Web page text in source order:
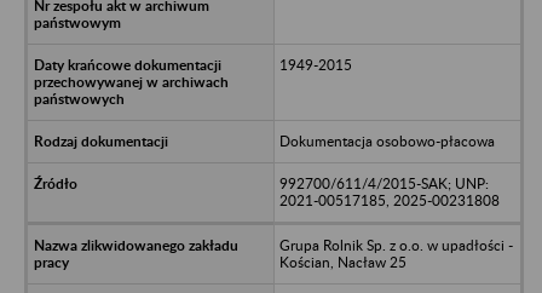
1949-2015
Dokumentacja osobowo-płacowa
992700/611/4/2015-SAK; UNP:
2021-00517185, 2025-00231808
Grupa Rolnik Sp. z o.o. w upadłości -
Kościan, Nacław 25